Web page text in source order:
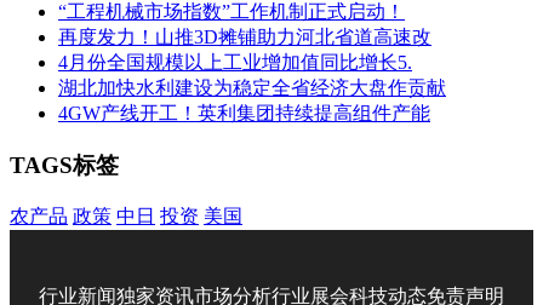
“工程机械市场指数”工作机制正式启动！
再度发力！山推3D摊铺助力河北省道高速改
4月份全国规模以上工业增加值同比增长5.
湖北加快水利建设为稳定全省经济大盘作贡献
4GW产线开工！英利集团持续提高组件产能
TAGS标签
农产品 政策 中日 投资 美国
行业新闻独家资讯市场分析行业展会科技动态免责声明